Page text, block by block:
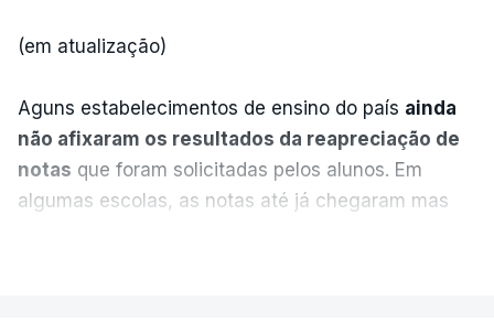
(em atualização)
Aguns estabelecimentos de ensino do país ainda
não afixaram os resultados da reapreciação de
notas que foram solicitadas pelos alunos. Em
algumas escolas, as notas até já chegaram mas